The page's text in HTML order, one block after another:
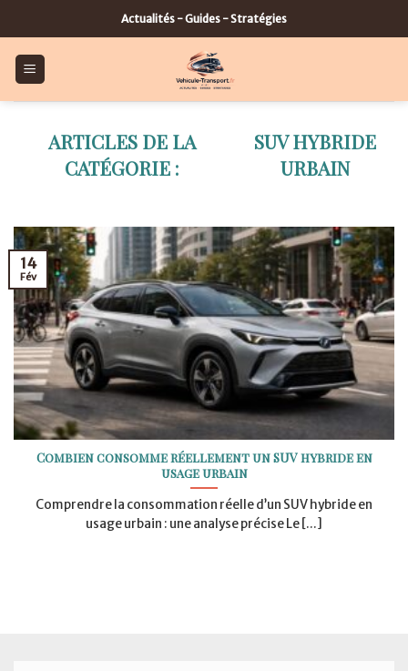
to
content
Actualités - Guides - Stratégies
SUV HYBRIDE
URBAIN
Combien consomme réellement un SUV hybride en
usage urbain
Comprendre la consommation réelle d’un SUV hybride en
usage urbain : une analyse précise Le [...]
14
Fév